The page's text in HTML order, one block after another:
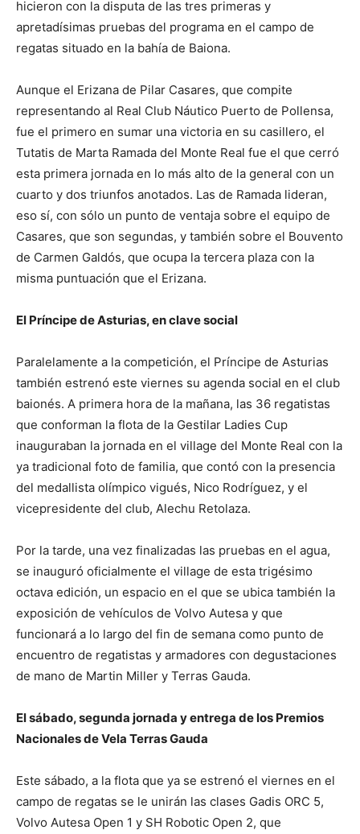
hicieron con la disputa de las tres primeras y
apretadísimas pruebas del programa en el campo de
regatas situado en la bahía de Baiona.
Aunque el Erizana de Pilar Casares, que compite
representando al Real Club Náutico Puerto de Pollensa,
fue el primero en sumar una victoria en su casillero, el
Tutatis de Marta Ramada del Monte Real fue el que cerró
esta primera jornada en lo más alto de la general con un
cuarto y dos triunfos anotados. Las de Ramada lideran,
eso sí, con sólo un punto de ventaja sobre el equipo de
Casares, que son segundas, y también sobre el Bouvento
de Carmen Galdós, que ocupa la tercera plaza con la
misma puntuación que el Erizana.
El Príncipe de Asturias, en clave social
Paralelamente a la competición, el Príncipe de Asturias
también estrenó este viernes su agenda social en el club
baionés. A primera hora de la mañana, las 36 regatistas
que conforman la flota de la Gestilar Ladies Cup
inauguraban la jornada en el village del Monte Real con la
ya tradicional foto de familia, que contó con la presencia
del medallista olímpico vigués, Nico Rodríguez, y el
vicepresidente del club, Alechu Retolaza.
Por la tarde, una vez finalizadas las pruebas en el agua,
se inauguró oficialmente el village de esta trigésimo
octava edición, un espacio en el que se ubica también la
exposición de vehículos de Volvo Autesa y que
funcionará a lo largo del fin de semana como punto de
encuentro de regatistas y armadores con degustaciones
de mano de Martin Miller y Terras Gauda.
El sábado, segunda jornada y entrega de los Premios
Nacionales de Vela Terras Gauda
Este sábado, a la flota que ya se estrenó el viernes en el
campo de regatas se le unirán las clases Gadis ORC 5,
Volvo Autesa Open 1 y SH Robotic Open 2, que